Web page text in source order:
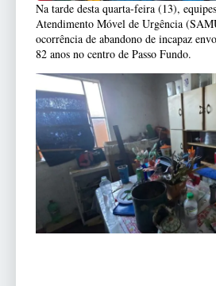
Na tarde desta quarta-feira (13),
Atendimento Móvel de Urgência
ocorrência de abandono de incapaz
82 anos no centro de Passo Fundo.